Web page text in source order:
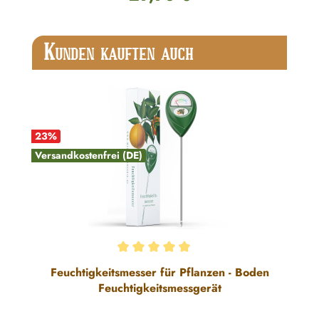
Produktgalerie überspringen
KUNDEN KAUFTEN AUCH
23%
Versandkostenfrei (DE)
Durchschnittliche Bewertung von 5 von 5 Sternen
Feuchtigkeitsmesser für Pflanzen - Boden
Feuchtigkeitsmessgerät